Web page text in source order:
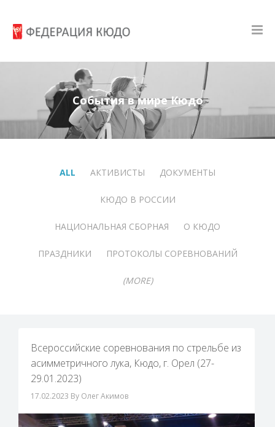
События в мире Кюдо
ALL АКТИВИСТЫ ДОКУМЕНТЫ
КЮДО В РОССИИ
НАЦИОНАЛЬНАЯ СБОРНАЯ О КЮДО
ПРАЗДНИКИ ПРОТОКОЛЫ СОРЕВНОВАНИЙ
(MORE)
Всероссийские соревнования по стрельбе из
асимметричного лука, Кюдо, г. Орел (27-
29.01.2023)
17.02.2023 By Олег Акимов